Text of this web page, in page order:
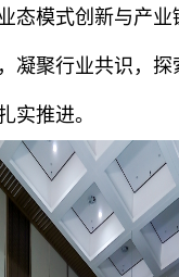
态模式创新与产业
凝聚行业共识，探
实推进。